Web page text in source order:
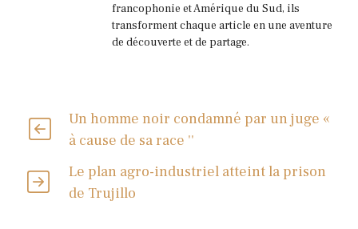
francophonie et Amérique du Sud, ils
transforment chaque article en une aventure
de découverte et de partage.
Un homme noir condamné par un juge «
à cause de sa race ''
Le plan agro-industriel atteint la prison
de Trujillo